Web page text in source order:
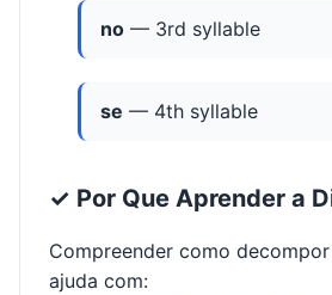
no — 3rd syllable
se — 4th syllable
✓ Por Que Aprender a
Compreender como decompor
ajuda com: